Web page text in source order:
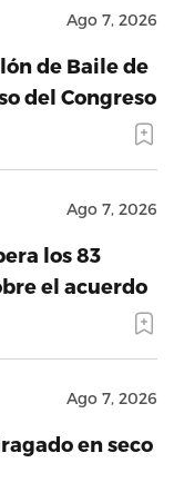
Ago 7, 2026
de Baile de
del Congreso
Ago 7, 2026
los 83
el acuerdo
Ago 7, 2026
en seco